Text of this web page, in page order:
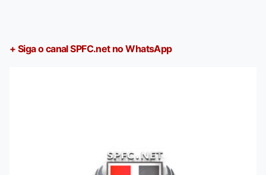
+ Siga o canal SPFC.net no WhatsApp